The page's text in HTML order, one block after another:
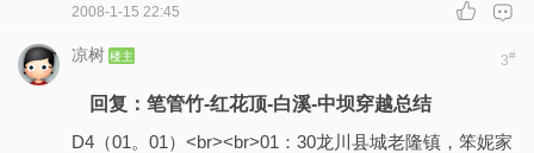
2008-1-15 22:45
凉树 楼主 3#
回复：笔管竹-红花顶-白溪-中坝穿越总结
D4（01。01）<br><br>01：30龙川县城老隆镇，笨妮家